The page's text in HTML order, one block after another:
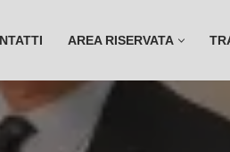
AREA RISERVATA